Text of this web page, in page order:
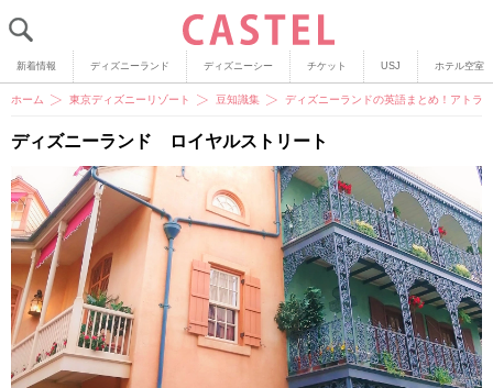
新着情報 ディズニーランド ディズニーシー チケット USJ ホテル空室
ホーム 東京ディズニーリゾート 豆知識集 ディズニーランドの英語まとめ！アトラ
ディズニーランド ロイヤルストリート